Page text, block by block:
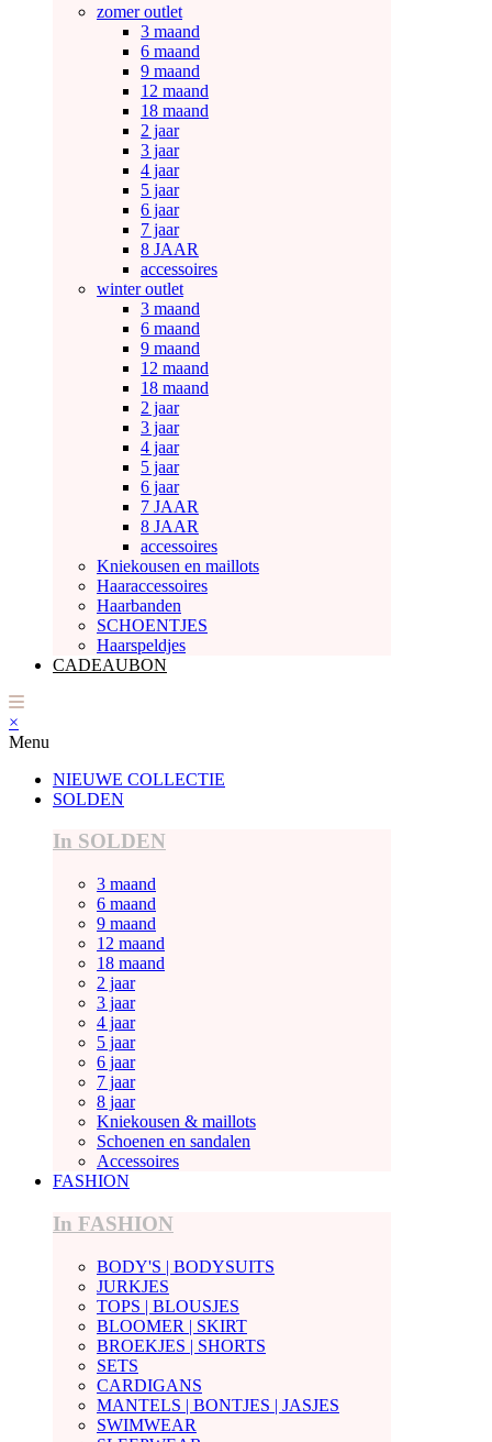
zomer outlet
3 maand
6 maand
9 maand
12 maand
18 maand
2 jaar
3 jaar
4 jaar
5 jaar
6 jaar
7 jaar
8 JAAR
accessoires
winter outlet
3 maand
6 maand
9 maand
12 maand
18 maand
2 jaar
3 jaar
4 jaar
5 jaar
6 jaar
7 JAAR
8 JAAR
accessoires
Kniekousen en maillots
Haaraccessoires
Haarbanden
SCHOENTJES
Haarspeldjes
CADEAUBON
×
Menu
NIEUWE COLLECTIE
SOLDEN
In SOLDEN
3 maand
6 maand
9 maand
12 maand
18 maand
2 jaar
3 jaar
4 jaar
5 jaar
6 jaar
7 jaar
8 jaar
Kniekousen & maillots
Schoenen en sandalen
Accessoires
FASHION
In FASHION
BODY'S | BODYSUITS
JURKJES
TOPS | BLOUSJES
BLOOMER | SKIRT
BROEKJES | SHORTS
SETS
CARDIGANS
MANTELS | BONTJES | JASJES
SWIMWEAR